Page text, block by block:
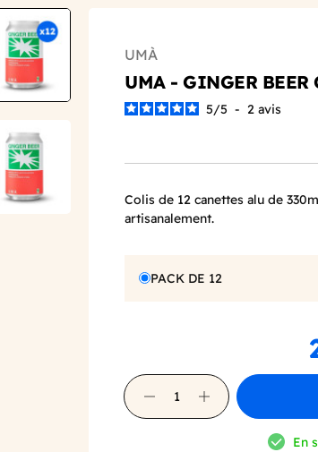
UMÀ
UMA - GINGER
5/5 - 2 avis
Colis de 12 canettes alu de
artisanalement.
PACK DE 12
En